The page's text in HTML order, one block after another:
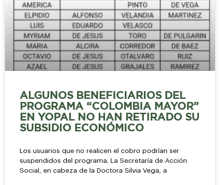
ALGUNOS BENEFICIARIOS DEL
PROGRAMA “COLOMBIA MAYOR”
EN YOPAL NO HAN RETIRADO SU
SUBSIDIO ECONÓMICO
Los usuarios que no realicen el cobro podrían ser
suspendidos del programa. La Secretaría de Acción
Social, en cabeza de la Doctora Silvia Vega, a